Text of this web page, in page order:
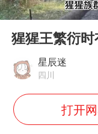
Play
00:00
猩猩王繁衍
星辰迷
四川
打开